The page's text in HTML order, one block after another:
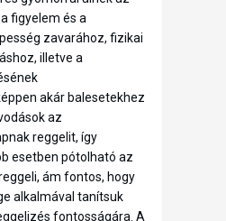
figyelem és a
zavarához, fizikai
illetve a
akár balesetekhez
az
reggelit, így
esetben pótolható az
ám fontos, hogy
alkalmával tanítsuk
fontosságára. A